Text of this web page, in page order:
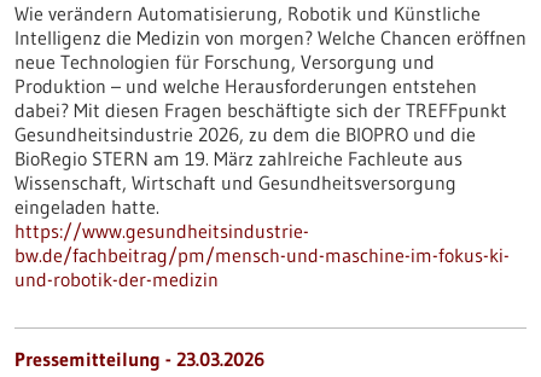
Wie verändern Automatisierung, Robotik und Künstliche
Intelligenz die Medizin von morgen? Welche Chancen eröffnen
neue Technologien für Forschung, Versorgung und
Produktion – und welche Herausforderungen entstehen
dabei? Mit diesen Fragen beschäftigte sich der TREFFpunkt
Gesundheitsindustrie 2026, zu dem die BIOPRO und die
BioRegio STERN am 19. März zahlreiche Fachleute aus
Wissenschaft, Wirtschaft und Gesundheitsversorgung
eingeladen hatte.
https://www.gesundheitsindustrie-
bw.de/fachbeitrag/pm/mensch-und-maschine-im-fokus-ki-
und-robotik-der-medizin
Pressemitteilung - 23.03.2026